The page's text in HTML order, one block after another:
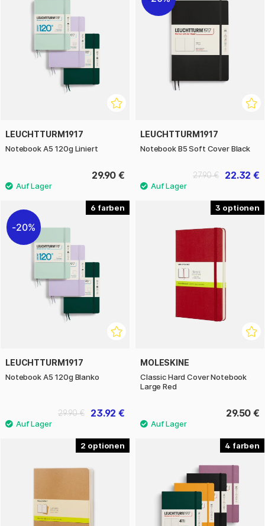
LEUCHTTURM1917
Notebook A5 120g Liniert
29.90 €
LEUCHTTURM1917
Notebook B5 Soft Cover Black
22.32 €
27.90 €
6
20%
LEUCHTTURM1917
Notebook A5 120g Blanko
23.92 €
29.90 €
3
MOLESKINE
Classic Hard Cover Notebook
Large Red
29.50 €
2 4